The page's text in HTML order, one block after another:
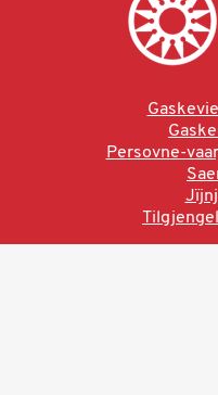
Persovne-